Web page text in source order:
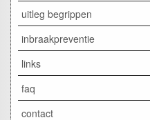
uitleg begrippen
inbraakpreventie
links
faq
contact